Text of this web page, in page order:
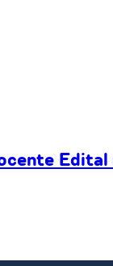
Edital